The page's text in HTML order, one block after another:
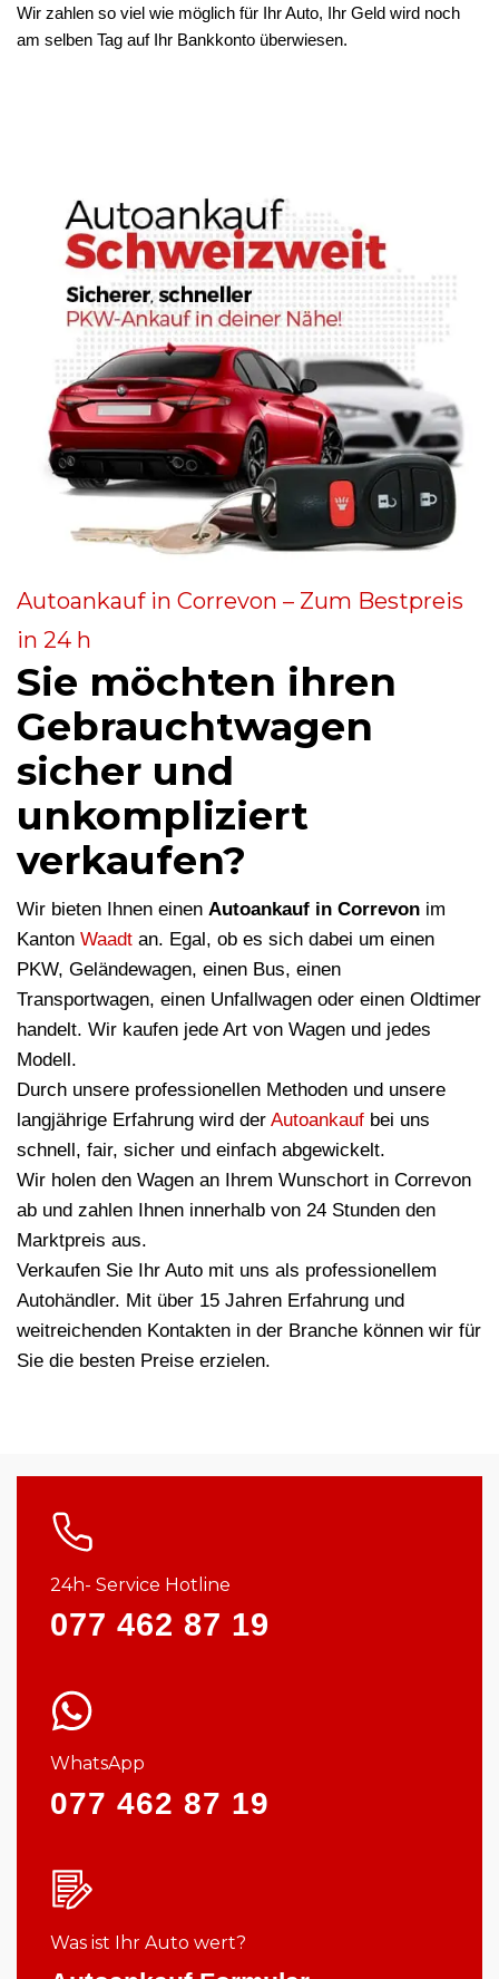
Wir zahlen so viel wie möglich für Ihr Auto, Ihr Geld wird noch
am selben Tag auf Ihr Bankkonto überwiesen.
Autoankauf in Correvon – Zum Bestpreis
in 24 h
Sie möchten ihren
Gebrauchtwagen
sicher und
unkompliziert
verkaufen?
Wir bieten Ihnen einen Autoankauf in Correvon im
Kanton Waadt an. Egal, ob es sich dabei um einen
PKW, Geländewagen, einen Bus, einen
Transportwagen, einen Unfallwagen oder einen Oldtimer
handelt. Wir kaufen jede Art von Wagen und jedes
Modell.
Durch unsere professionellen Methoden und unsere
langjährige Erfahrung wird der Autoankauf bei uns
schnell, fair, sicher und einfach abgewickelt.
Wir holen den Wagen an Ihrem Wunschort in Correvon
ab und zahlen Ihnen innerhalb von 24 Stunden den
Marktpreis aus.
Verkaufen Sie Ihr Auto mit uns als professionellem
Autohändler. Mit über 15 Jahren Erfahrung und
weitreichenden Kontakten in der Branche können wir für
Sie die besten Preise erzielen.
24h- Service Hotline
077 462 87 19
WhatsApp
077 462 87 19
Was ist Ihr Auto wert?